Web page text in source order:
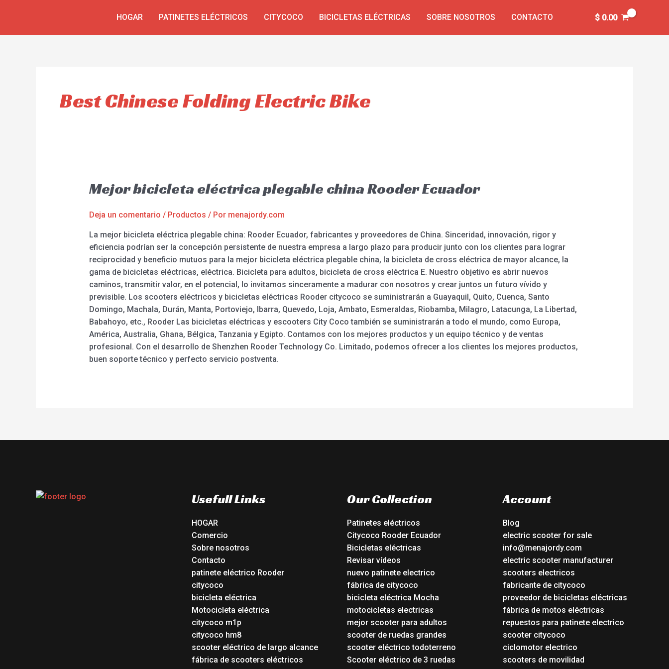
HOGAR PATINETES ELÉCTRICOS CITYCOCO BICICLETAS ELÉCTRICAS SOBRE NOSOTROS CONTACTO $0.00
Best Chinese Folding Electric Bike
Mejor bicicleta eléctrica plegable china Rooder Ecuador
Deja un comentario / Productos / Por menajordy.com
La mejor bicicleta eléctrica plegable china: Rooder Ecuador, fabricantes y proveedores de China. Sinceridad, innovación, rigor y
eficiencia podrían ser la concepción persistente de nuestra empresa a largo plazo para producir junto con los clientes para lograr
reciprocidad y beneficio mutuos para la mejor bicicleta eléctrica plegable china, la bicicleta de cross eléctrica de mayor alcance, la
gama de bicicletas eléctricas, eléctrica. Bicicleta para adultos, bicicleta de cross eléctrica E. Nuestro objetivo es abrir nuevos
caminos, transmitir valor, en el potencial, lo invitamos sinceramente a madurar con nosotros y crear juntos un futuro vívido y
previsible. Los scooters eléctricos y bicicletas eléctricas Rooder citycoco se suministrarán a Guayaquil, Quito, Cuenca, Santo
Domingo, Machala, Durán, Manta, Portoviejo, Ibarra, Quevedo, Loja, Ambato, Esmeraldas, Riobamba, Milagro, Latacunga, La Libertad,
Babahoyo, etc., Rooder Las bicicletas eléctricas y escooters City Coco también se suministrarán a todo el mundo, como Europa,
América, Australia, Ghana, Bélgica, Tanzania y Egipto. Contamos con los mejores productos y un equipo técnico y de ventas
profesional. Con el desarrollo de Shenzhen Rooder Technology Co. Limitado, podemos ofrecer a los clientes los mejores productos,
buen soporte técnico y perfecto servicio postventa.
Usefull Links
HOGAR
Comercio
Sobre nosotros
Contacto
patinete eléctrico Rooder
citycoco
bicicleta eléctrica
Motocicleta eléctrica
citycoco m1p
citycoco hm8
scooter eléctrico de largo alcance
fábrica de scooters eléctricos
Our Collection
Patinetes eléctricos
Citycoco Rooder Ecuador
Bicicletas eléctricas
Revisar vídeos
nuevo patinete electrico
fábrica de citycoco
bicicleta eléctrica Mocha
motocicletas electricas
mejor scooter para adultos
scooter de ruedas grandes
scooter eléctrico todoterreno
Scooter eléctrico de 3 ruedas
Account
Blog
electric scooter for sale
info@menajordy.com
electric scooter manufacturer
scooters electricos
fabricante de citycoco
proveedor de bicicletas eléctricas
fábrica de motos eléctricas
repuestos para patinete electrico
scooter citycoco
ciclomotor electrico
scooters de movilidad